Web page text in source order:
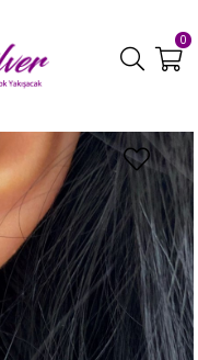
0